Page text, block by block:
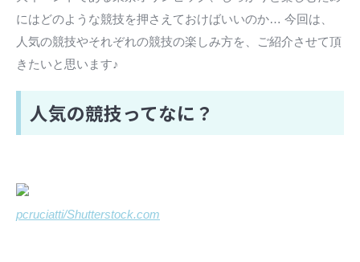
にはどのような競技を押さえておけばいいのか… 今回は、
人気の競技やそれぞれの競技の楽しみ方を、ご紹介させて頂
きたいと思います♪
人気の競技ってなに？
pcruciatti/Shutterstock.com